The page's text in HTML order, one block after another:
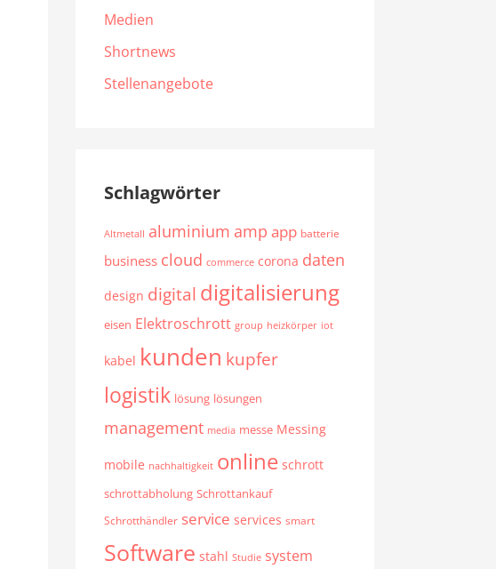
Medien
Shortnews
Stellenangebote
Schlagwörter
Altmetall aluminium amp app batterie
business cloud commerce corona daten
design digital digitalisierung
eisen Elektroschrott group heizkörper iot
kabel kunden kupfer
logistik lösung lösungen
management media messe Messing
mobile nachhaltigkeit online schrott
schrottabholung Schrottankauf
Schrotthändler service services smart
Software stahl Studie system